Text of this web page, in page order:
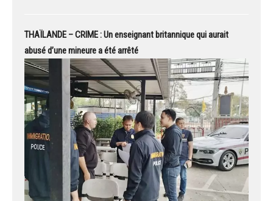
THAÏLANDE – CRIME : Un enseignant britannique qui aurait
abusé d’une mineure a été arrêté